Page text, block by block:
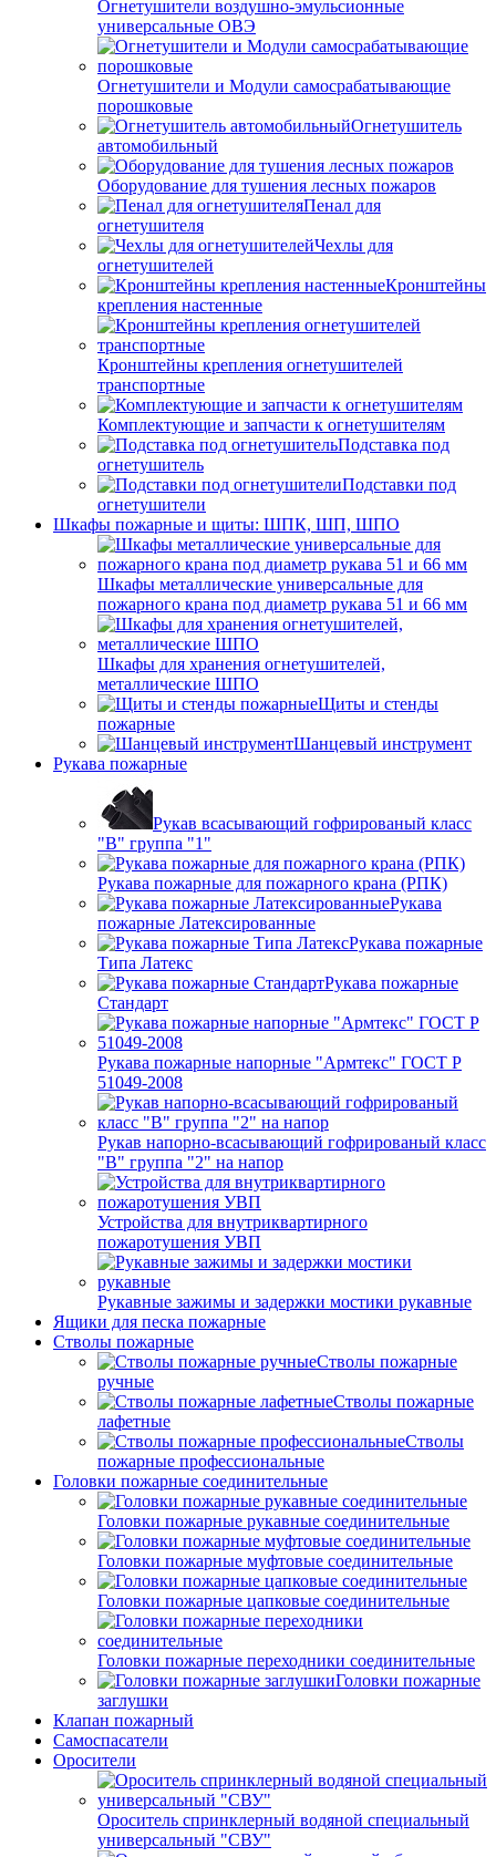
Огнетушители воздушно-эмульсионные
универсальные ОВЭ
Огнетушители и Модули самосрабатывающие
порошковые
Огнетушитель
автомобильный
Оборудование для тушения лесных пожаров
Пенал для
огнетушителя
Чехлы для
огнетушителей
Кронштейны
крепления настенные
Кронштейны крепления огнетушителей
транспортные
Комплектующие и запчасти к огнетушителям
Подставка под
огнетушитель
Подставки под
огнетушители
Шкафы пожарные и щиты: ШПК, ШП, ШПО
Шкафы металлические универсальные для
пожарного крана под диаметр рукава 51 и 66 мм
Шкафы для хранения огнетушителей,
металлические ШПО
Щиты и стенды
пожарные
Шанцевый инструмент
Рукава пожарные
Рукав всасывающий гофрированый класс
"В" группа "1"
Рукава пожарные для пожарного крана (РПК)
Рукава
пожарные Латексированные
Рукава пожарные
Типа Латекс
Рукава пожарные
Стандарт
Рукава пожарные напорные "Армтекс" ГОСТ Р
51049-2008
Рукав напорно-всасывающий гофрированый класс
"В" группа "2" на напор
Устройства для внутриквартирного
пожаротушения УВП
Рукавные зажимы и задержки мостики рукавные
Ящики для песка пожарные
Стволы пожарные
Стволы пожарные
ручные
Стволы пожарные
лафетные
Стволы
пожарные профессиональные
Головки пожарные соединительные
Головки пожарные рукавные соединительные
Головки пожарные муфтовые соединительные
Головки пожарные цапковые соединительные
Головки пожарные переходники соединительные
Головки пожарные
заглушки
Клапан пожарный
Самоспасатели
Оросители
Ороситель спринклерный водяной специальный
универсальный "СВУ"